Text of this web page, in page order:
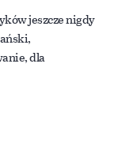
jeszcze nigdy
dla